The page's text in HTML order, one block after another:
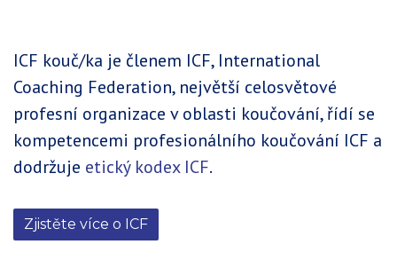
ICF kouč/ka je členem ICF, International
Coaching Federation, největší celosvětové
profesní organizace v oblasti koučování, řídí se
kompetencemi profesionálního koučování ICF a
dodržuje etický kodex ICF.
Zjistěte více o ICF